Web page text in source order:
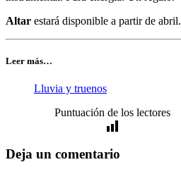
Altar estará disponible a partir de abril.
Leer más…
Lluvia y truenos
Puntuación de los lectores
Deja un comentario